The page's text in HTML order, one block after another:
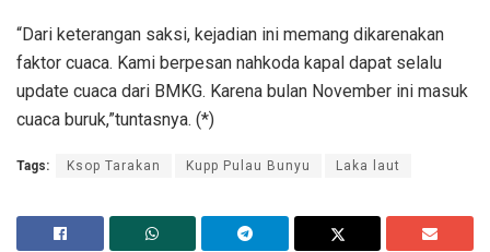
“Dari keterangan saksi, kejadian ini memang dikarenakan
faktor cuaca. Kami berpesan nahkoda kapal dapat selalu
update cuaca dari BMKG. Karena bulan November ini masuk
cuaca buruk,”tuntasnya. (*)
Tags: Ksop Tarakan Kupp Pulau Bunyu Laka laut